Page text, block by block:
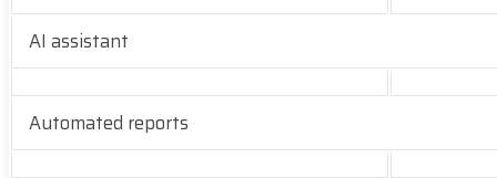
AI assistant
Automated reports